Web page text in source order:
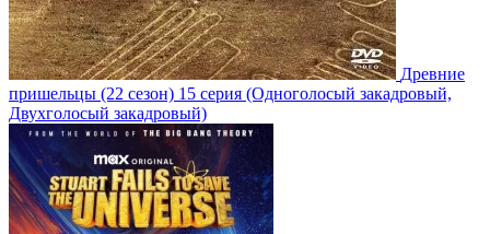
Древние
пришельцы (22 сезон) 15 серия (Одноголосый закадровый,
Двухголосый закадровый)